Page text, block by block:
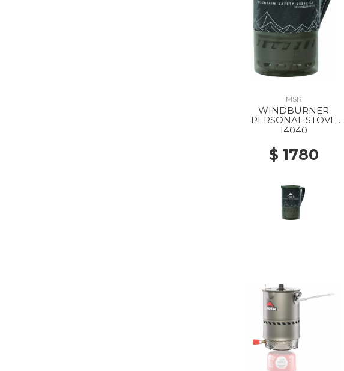
MSR
WINDBURNER
PERSONAL STOVE
SYSTEM 1.0L BLACK
14040
$ 1780